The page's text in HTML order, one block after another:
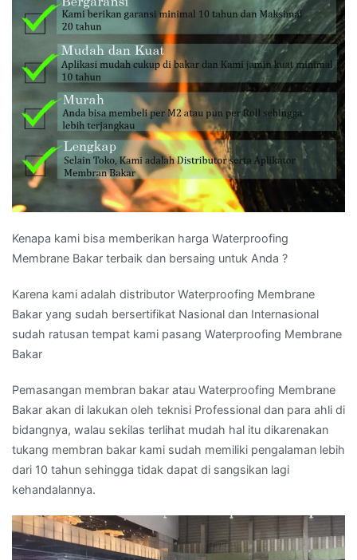
Kenapa kami bisa memberikan harga Waterproofing
Membrane Bakar terbaik dan bersaing untuk Anda ?
Karena kami adalah distributor Waterproofing Membrane
Bakar yang sudah bersertifikat Nasional dan Internasional
sudah ratusan tempat kami pasang Waterproofing Membrane
Bakar
Pemasangan membran bakar atau Waterproofing Membrane
Bakar akan di lakukan oleh teknisi Professional dan para ahli di
bidangnya, walau sekilas terlihat mudah hal itu dikarenakan
tukang membran bakar kami sudah memiliki pengalaman lebih
dari 10 tahun sehingga tidak dapat di sangsikan lagi
kehandalannya.